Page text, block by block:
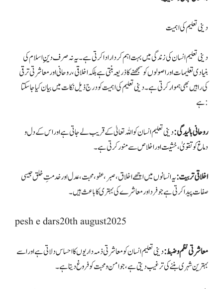
دینی تعلیم کی اہمیت
دینی تعلیم انسان کی زندگی میں بہت اہم کردار ادا کرتی ہے۔ یہ نہ صرف دینِ اسلام کی
بنیادی تعلیمات اور اصولوں کو سمجھنے کا ذریعہ بنتی ہے بلکہ اخلاقی، روحانی اور معاشرتی ترقی
کی راہیں بھی ہموار کرتی ہے۔ دینی تعلیم کی اہمیت کو درج ذیل نکات میں بیان کیا جا سکتا
ہے:
روحانی بالیدگی:دینی تعلیم انسان کو اللہ تعالیٰ کے قریب لے جاتی ہے اور اس کے دل و
دماغ کو تقویٰ، خشیت اور اخلاص سے منور کرتی ہے۔
اخلاقی تربیت:یہ انسانوں میں اچھے اخلاق، صبر، عفو، محبت، عدل اور خدمتِ خلق جیسی
صفات پیدا کرتی ہے جو فرد اور معاشرے کی بہتری کا باعث ہیں۔
pesh e dars20th august2025
معاشرتی نظم و ضبط:دینی تعلیم انسان کو معاشرتی ذمہ داریوں کا احساس دلاتی ہے اور اسے
بہترین شہری بننے کی ترغیب دیتی ہے، جو امن و محبت کو فروغ دیتا ہے۔